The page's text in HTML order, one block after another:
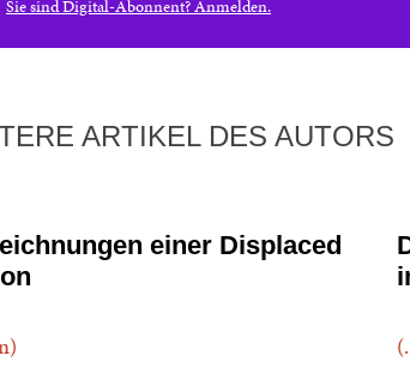
Sie sind Digital-Abonnent? Anmelden.
ARTIKEL DES AUTORS
einer Displaced